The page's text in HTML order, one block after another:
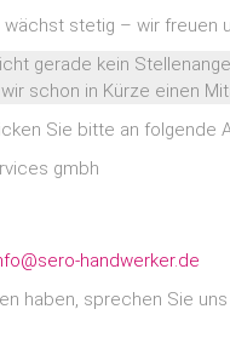
stetig – wir freuen
gerade kein
schon in Kürze einen
Sie bitte an folgende
gmbh
handwerker.de
haben, sprechen Sie